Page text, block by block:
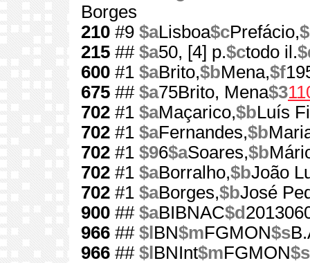
Borges
210 #9 $aLisboa$cPrefácio,
215 ## $a50, [4] p.$ctodo il.
600 #1 $aBrito,$bMena,$f
675 ## $a75Brito, Mena$3
702 #1 $aMaçarico,$bLuís
702 #1 $aFernandes,$b
702 #1 $96$aSoares,$b
702 #1 $aBorralho,$bJoão
702 #1 $aBorges,$bJosé
900 ## $aBIBNAC$d
966 ## $l BN$mFGMON$s
966 ## $l BNInt$mFGMON$s